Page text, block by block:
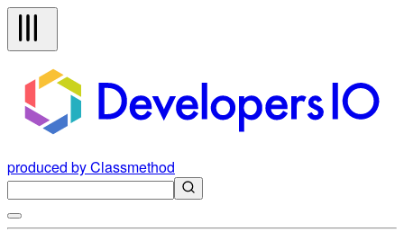
produced by Classmethod